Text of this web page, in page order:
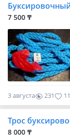
7 500 ₸
3 августа 231 11
Трос
8 000 ₸